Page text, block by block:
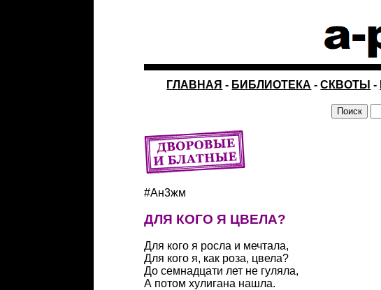
ГЛАВНАЯ - БИБЛИОТЕКА -СКВОТЫ -
#Ан3жм
ДЛЯ КОГО Я ЦВЕЛА?
Для кого я росла и мечтала,
Для кого я, как роза, цвела?
До семнадцати лет не гуляла,
А потом хулигана нашла.